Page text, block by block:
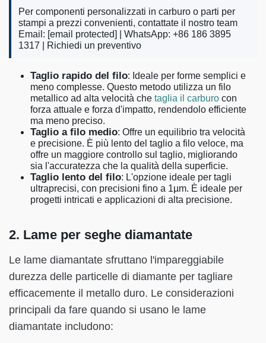
Per componenti personalizzati in carburo o parti per
stampi a prezzi convenienti, contattate il nostro team
Email: [email protected]
| WhatsApp: +86 186 3895
1317 |
Richiedi un preventivo
Taglio rapido del filo: Ideale per forme semplici e
meno complesse. Questo metodo utilizza un filo
metallico ad alta velocità che taglia il carburo con
forza attuale e forza d'impatto, rendendolo efficiente
ma meno preciso.
Taglio a filo medio: Offre un equilibrio tra velocità
e precisione. È più lento del taglio a filo veloce, ma
offre un maggiore controllo sul taglio, migliorando
sia l'accuratezza che la qualità della superficie.
Taglio lento del filo: L'opzione ideale per tagli
ultraprecisi, con precisioni fino a 1µm. È ideale per
progetti intricati e applicazioni di alta precisione.
2. Lame per seghe diamantate
Le lame diamantate sfruttano l'impareggiabile
durezza delle particelle di diamante per tagliare
efficacemente il metallo duro. Le considerazioni
principali da fare quando si usano le lame
diamantate includono: